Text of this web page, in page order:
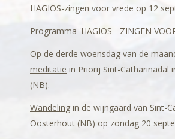
HAGIOS-zingen voor vrede op 12
Programma 'HAGIOS - ZINGEN
Op de derde woensdag van de
meditatie in Priorij Sint-Catharinadal
(NB).
Wandeling in de wijngaard van Sint-
Oosterhout (NB) op zondag 20